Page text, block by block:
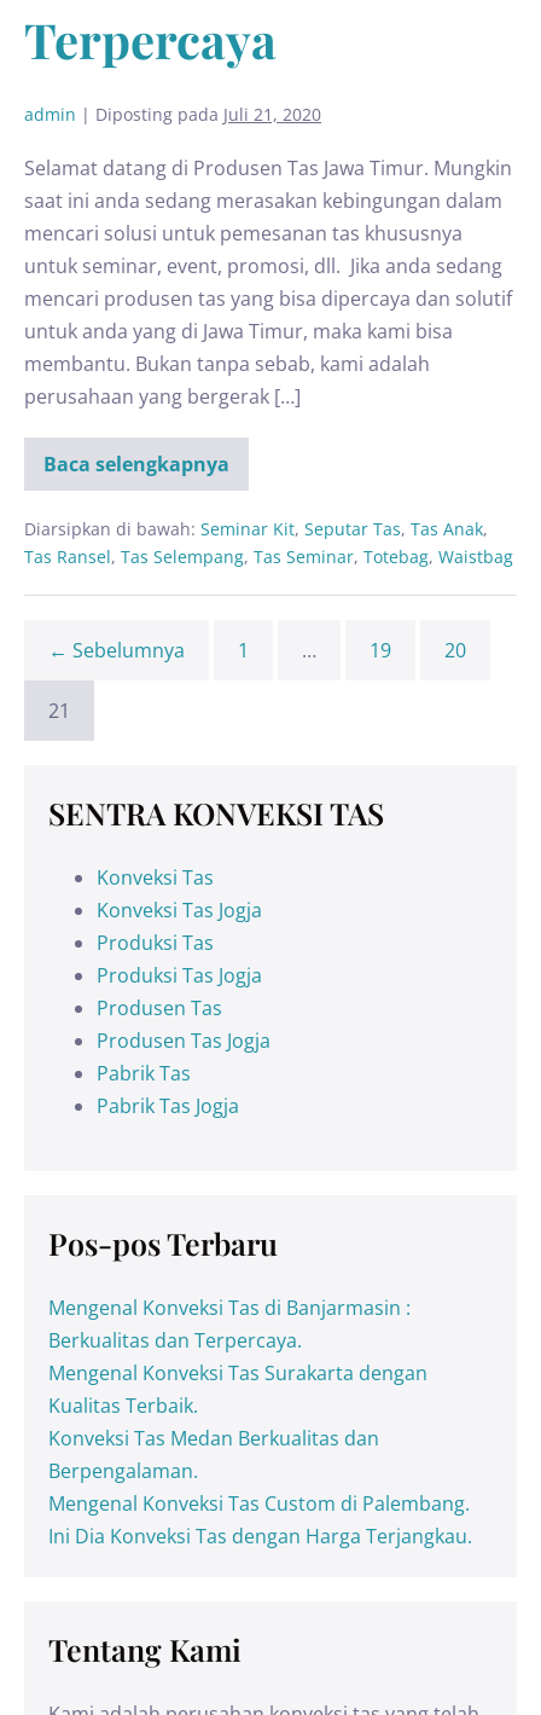
Terpercaya
admin | Diposting pada Juli 21, 2020
Selamat datang di Produsen Tas Jawa Timur. Mungkin
saat ini anda sedang merasakan kebingungan dalam
mencari solusi untuk pemesanan tas khususnya
untuk seminar, event, promosi, dll. Jika anda sedang
mencari produsen tas yang bisa dipercaya dan solutif
untuk anda yang di Jawa Timur, maka kami bisa
membantu. Bukan tanpa sebab, kami adalah
perusahaan yang bergerak […]
Baca selengkapnya
Diarsipkan di bawah: Seminar Kit, Seputar Tas, Tas Anak,
Tas Ransel, Tas Selempang, Tas Seminar, Totebag, Waistbag
← Sebelumnya 1 … 19 20
21
SENTRA KONVEKSI TAS
Konveksi Tas
Konveksi Tas Jogja
Produksi Tas
Produksi Tas Jogja
Produsen Tas
Produsen Tas Jogja
Pabrik Tas
Pabrik Tas Jogja
Pos-pos Terbaru
Mengenal Konveksi Tas di Banjarmasin :
Berkualitas dan Terpercaya.
Mengenal Konveksi Tas Surakarta dengan
Kualitas Terbaik.
Konveksi Tas Medan Berkualitas dan
Berpengalaman.
Mengenal Konveksi Tas Custom di Palembang.
Ini Dia Konveksi Tas dengan Harga Terjangkau.
Tentang Kami